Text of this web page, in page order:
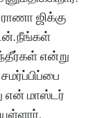
ஜிக்கு
நீங்கள்
என்று
என் மாஸ்டர்